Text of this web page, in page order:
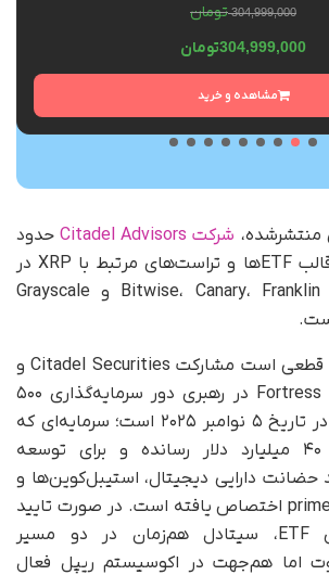
304,999,000 تومان
304,999,000تومان
مشاهده و خرید
شرکت Citadel Advisors
حدود
۱.۷ میلیون دلار در قالب ETFها و تراست‌های مرتبط با XRP در
صندوق‌هایی مانند Bitwise، Canary، Franklin و Grayscale
در سوی دیگر، آنچه قطعی است مشارکت Citadel Securities و
Fortress Investment Group در رهبری دور سرمایه‌گذاری ۵۰۰
میلیون دلاری ریپل در تاریخ ۵ نوامبر ۲۰۲۵ است؛ سرمایه‌ای که
ارزش ریپل را به ۴۰ میلیارد دلار رسانده و برای توسعه
حضانت دارایی دیجیتال، استیبل‌کوین‌ها و
خدمات prime brokerage اختصاص یافته است. در صورت تایید
رسمی موقعیت‌های ETF، سیتادل هم‌زمان در دو مسیر
اما هم‌جهت در اکوسیستم ریپل فعال